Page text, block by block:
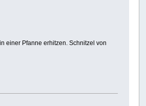
einer Pfanne erhitzen. Schnitzel von